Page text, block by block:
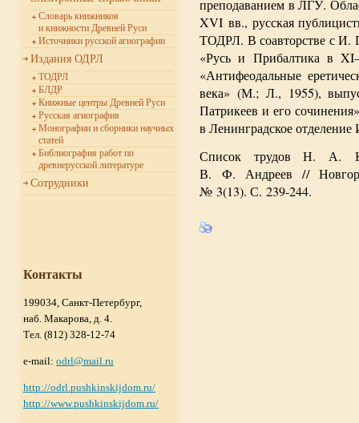
Словарь книжников
и книжности Древней Руси
Источники русской агиографии
Издания ОДРЛ
ТОДРЛ
БЛДР
Книжные центры Древней Руси
Русская агиография
Монографии и сборники научных
статей
Библиография работ по
древнерусской литературе
Сотрудники
Контакты
199034, Санкт-Петербург,
наб. Макарова, д. 4.
Тел. (812) 328-12-74
e-mail: odrl@mail.ru
http://odrl.pushkinskijdom.ru/
http://www.pushkinskijdom.ru/
преподаванием в ЛГУ.
XVI вв., русская
ТОДРЛ. В соавторстве с И.
«Русь и Прибалтика в
«Антифеодальные
века» (М.; Л., 1955),
Патрикеев и его
в Ленинградское
Список трудов Н. А.
В. Ф. Андреев //
№ 3(13). С. 239-244.